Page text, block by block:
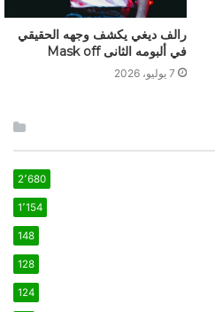
رالف ديغي يكشف وجهه الحقيقي
في ألبومه الثانى Mask off
7 يوليو، 2026
2٬680
1٬154
148
128
124